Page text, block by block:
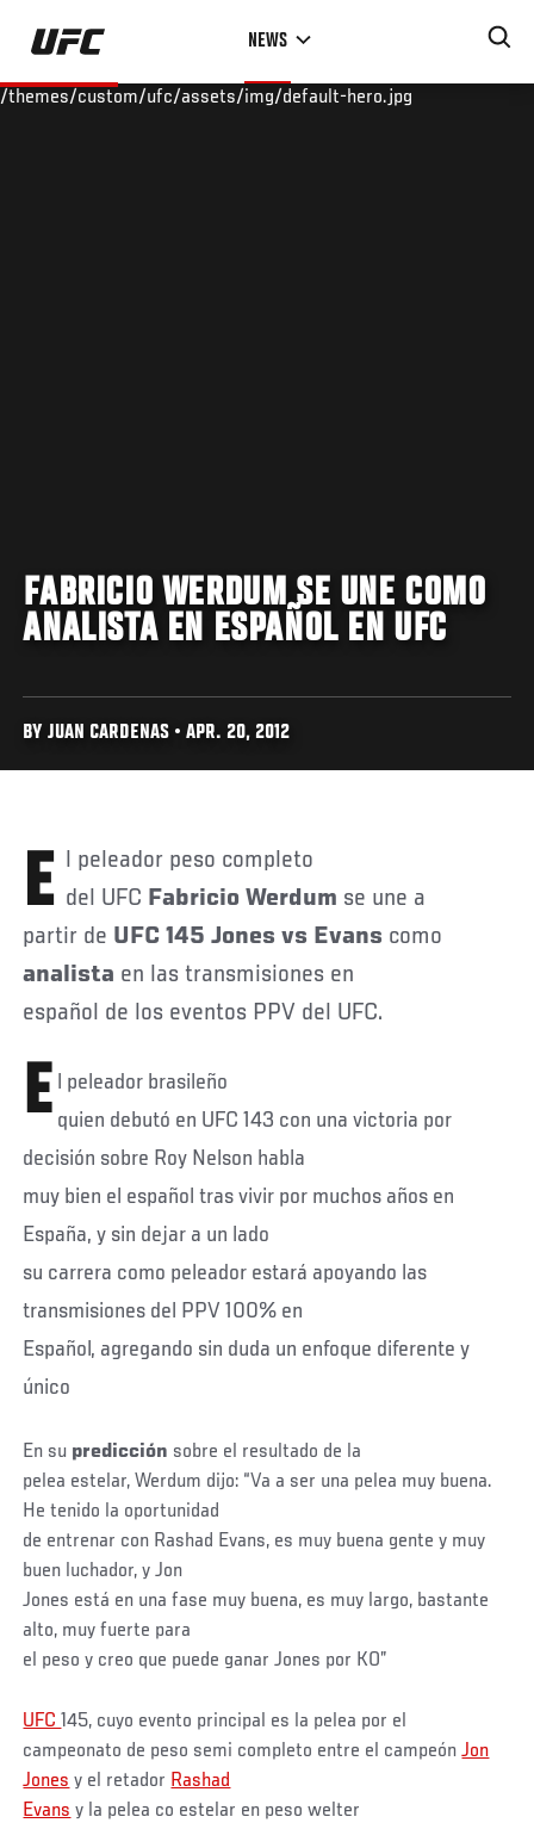
Skip
main
NEWS
/themes/custom/ufc/assets/img/default-hero.jpg
FABRICIO WERDUM SE UNE COMO
ANALISTA EN ESPAÑOL EN UFC
BY JUAN CARDENAS • APR. 20, 2012
El peleador peso completo
del UFC Fabricio Werdum se une a
partir de UFC 145 Jones vs Evans como
analista en las transmisiones en
español de los eventos PPV del UFC.
E
l peleador brasileño
quien debutó en UFC 143 con una victoria por
decisión sobre Roy Nelson habla
muy bien el español tras vivir por muchos años en
España, y sin dejar a un lado
su carrera como peleador estará apoyando las
transmisiones del PPV 100% en
Español, agregando sin duda un enfoque diferente y
único
En su predicción sobre el resultado de la
pelea estelar, Werdum dijo: “Va a ser una pelea muy buena.
He tenido la oportunidad
de entrenar con Rashad Evans, es muy buena gente y muy
buen luchador, y Jon
Jones está en una fase muy buena, es muy largo, bastante
alto, muy fuerte para
el peso y creo que puede ganar Jones por KO”
UFC145, cuyo evento principal es la pelea por el
campeonato de peso semi completo entre el campeónJon
Jones y el retador Rashad
Evans y la pelea co estelar en peso welter